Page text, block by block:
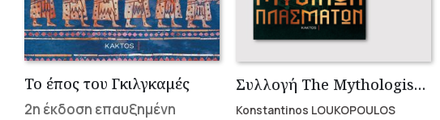
Το έπος του Γκιλγκαμές
2η έκδοση επαυξημένη
Συλλογή The Mythologist (2 βιβλία)
Konstantinos LOUKOPOULOS